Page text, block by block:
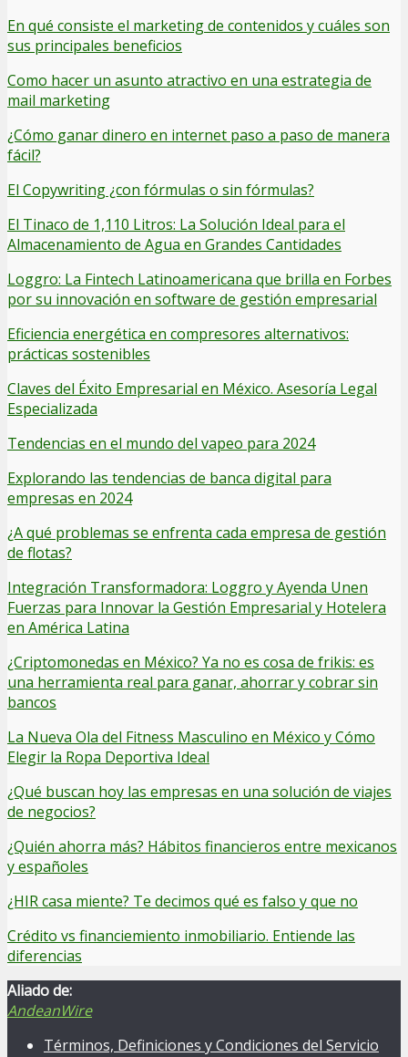
En qué consiste el marketing de contenidos y cuáles son
sus principales beneficios
Como hacer un asunto atractivo en una estrategia de
mail marketing
¿Cómo ganar dinero en internet paso a paso de manera
fácil?
El Copywriting ¿con fórmulas o sin fórmulas?
El Tinaco de 1,110 Litros: La Solución Ideal para el
Almacenamiento de Agua en Grandes Cantidades
Loggro: La Fintech Latinoamericana que brilla en Forbes
por su innovación en software de gestión empresarial
Eficiencia energética en compresores alternativos:
prácticas sostenibles
Claves del Éxito Empresarial en México. Asesoría Legal
Especializada
Tendencias en el mundo del vapeo para 2024
Explorando las tendencias de banca digital para
empresas en 2024
¿A qué problemas se enfrenta cada empresa de gestión
de flotas?
Integración Transformadora: Loggro y Ayenda Unen
Fuerzas para Innovar la Gestión Empresarial y Hotelera
en América Latina
¿Criptomonedas en México? Ya no es cosa de frikis: es
una herramienta real para ganar, ahorrar y cobrar sin
bancos
La Nueva Ola del Fitness Masculino en México y Cómo
Elegir la Ropa Deportiva Ideal
¿Qué buscan hoy las empresas en una solución de viajes
de negocios?
¿Quién ahorra más? Hábitos financieros entre mexicanos
y españoles
¿HIR casa miente? Te decimos qué es falso y que no
Crédito vs financiemiento inmobiliario. Entiende las
diferencias
Aliado de:
AndeanWire
Términos, Definiciones y Condiciones del Servicio